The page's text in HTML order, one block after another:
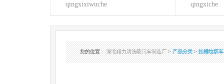
qingxixiwuche qingxiche
您的位置：湖北程力清洗吸污车制造厂>产品分类>挂桶垃圾车